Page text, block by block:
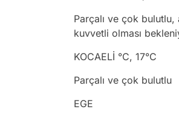
Parçalı ve çok bulutlu,
kuvvetli olması
KOCAELİ °C, 17°C
Parçalı ve çok bulutlu
EGE